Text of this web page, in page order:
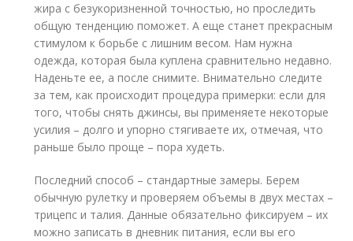
жира с безукоризненной точностью, но проследить
общую тенденцию поможет. А еще станет прекрасным
стимулом к борьбе с лишним весом. Нам нужна
одежда, которая была куплена сравнительно недавно.
Наденьте ее, а после снимите. Внимательно следите
за тем, как происходит процедура примерки: если для
того, чтобы снять джинсы, вы применяете некоторые
усилия – долго и упорно стягиваете их, отмечая, что
раньше было проще – пора худеть.
Последний способ – стандартные замеры. Берем
обычную рулетку и проверяем объемы в двух местах –
трицепс и талия. Данные обязательно фиксируем – их
можно записать в дневник питания, если вы его